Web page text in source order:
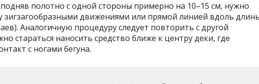
полотно с одной стороны примерно на 10–15 см, нужно
зигзагообразными движениями или прямой линией вдоль
Аналогичную процедуру следует повторить с другой
стараться наносить средство ближе к центру деки, где
с ногами бегуна.